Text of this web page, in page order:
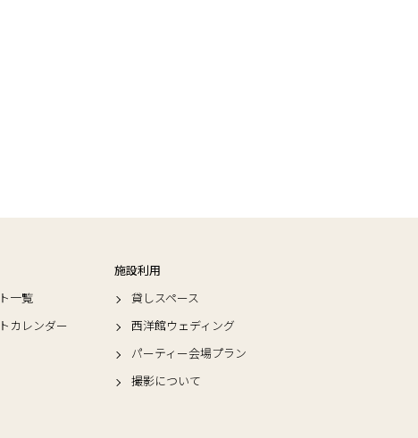
一覧
カレンダー
施設利用
貸しスペース
西洋館ウェディング
パーティー会場プラン
撮影について